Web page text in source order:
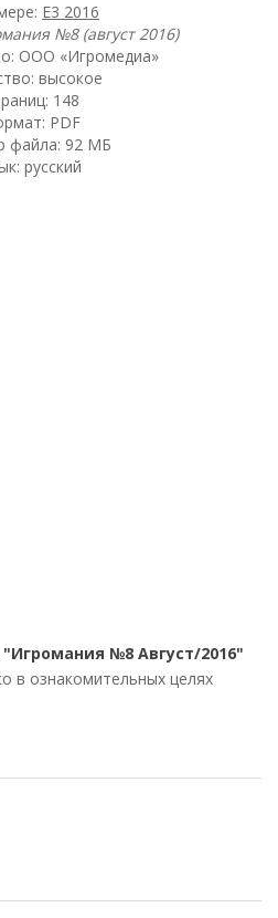
E3 2016
№8 (август 2016)
ООО «Игромедиа»
высокое
148
PDF
файла: 92 МБ
русский
"Игромания №8 Август/2016"
в ознакомительных целях